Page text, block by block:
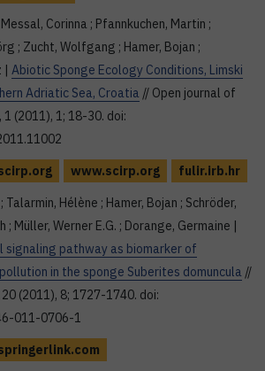
Corinna ; Pfannkuchen, Martin ;
; Zucht, Wolfgang ; Hamer, Bojan ;
| Abiotic Sponge Ecology Conditions, Limski
Adriatic Sea, Croatia // Open journal of
1 (2011), 1; 18-30. doi:
www.scirp.org
fulir.irb.hr
Talarmin, Hélène ; Hamer, Bojan ; Schröder,
; Müller, Werner E.G. ; Dorange, Germaine |
signaling pathway as biomarker of
in the sponge Suberites domuncula //
(2011), 8; 1727-1740. doi:
011-0706-1